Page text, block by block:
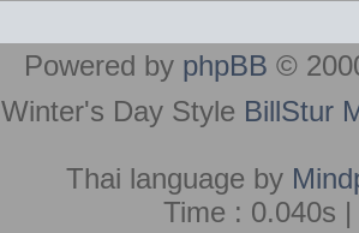
Powered by phpBB ©
Winter's Day Style BillStur
Thai language by
Time : 0.040s